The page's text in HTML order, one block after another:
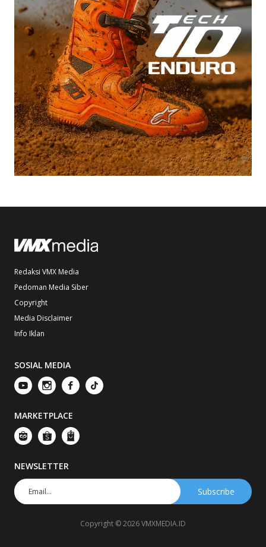
Redaksi VMX Media
Pedoman Media Siber
Copyright
Media Disclaimer
Info Iklan
SOSIAL MEDIA
MARKETPLACE
NEWSLETTER
Copyright © 2026 VMXMEDIA.ID